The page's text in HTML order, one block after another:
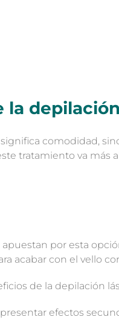
la
comodidad,
tratamiento va más
apuestan por esta
acabar con el vello
de la depilación
efectos